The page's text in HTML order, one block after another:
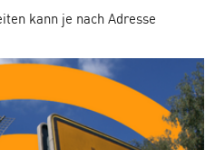
kann je nach Adresse